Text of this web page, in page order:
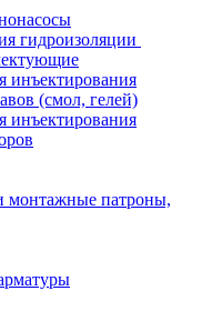
гидроизоляции
инъектирования
(смол, гелей)
инъектирования
монтажные патроны,